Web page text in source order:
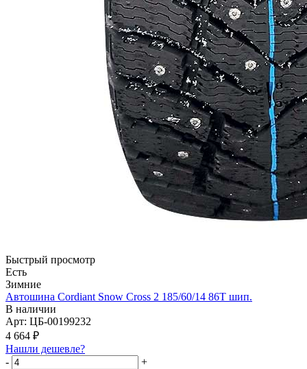
Быстрый просмотр
Есть
Зимние
Автошина Cordiant Snow Cross 2 185/60/14 86T шип.
В наличии
Арт: ЦБ-00199232
4 664 ₽
Нашли дешевле?
-
+